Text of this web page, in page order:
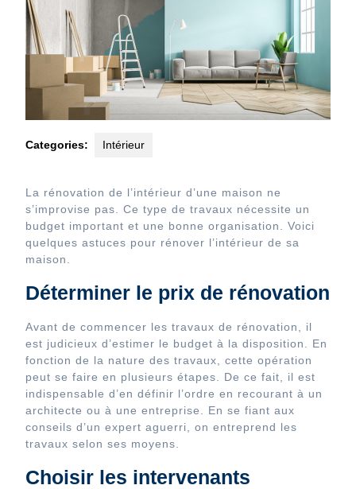
Categories: Intérieur
La rénovation de l’intérieur d’une maison ne
s’improvise pas. Ce type de travaux nécessite un
budget important et une bonne organisation. Voici
quelques astuces pour rénover l’intérieur de sa
maison.
Déterminer le prix de rénovation
Avant de commencer les travaux de rénovation, il
est judicieux d’estimer le budget à la disposition. En
fonction de la nature des travaux, cette opération
peut se faire en plusieurs étapes. De ce fait, il est
indispensable d’en définir l’ordre en recourant à un
architecte ou à une entreprise. En se fiant aux
conseils d’un expert aguerri, on entreprend les
travaux selon ses moyens.
Choisir les intervenants